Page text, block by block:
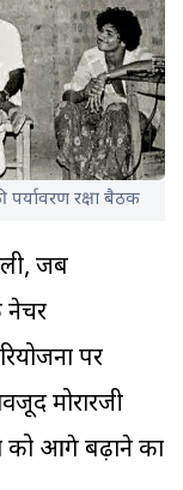
पर्यावरण रक्षा बैठक
जब
नेचर
पर
मोरारजी
को आगे बढ़ाने का